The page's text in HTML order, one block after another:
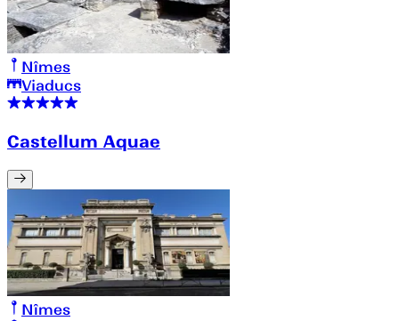
Nîmes
Viaducs
Castellum Aquae
Nîmes